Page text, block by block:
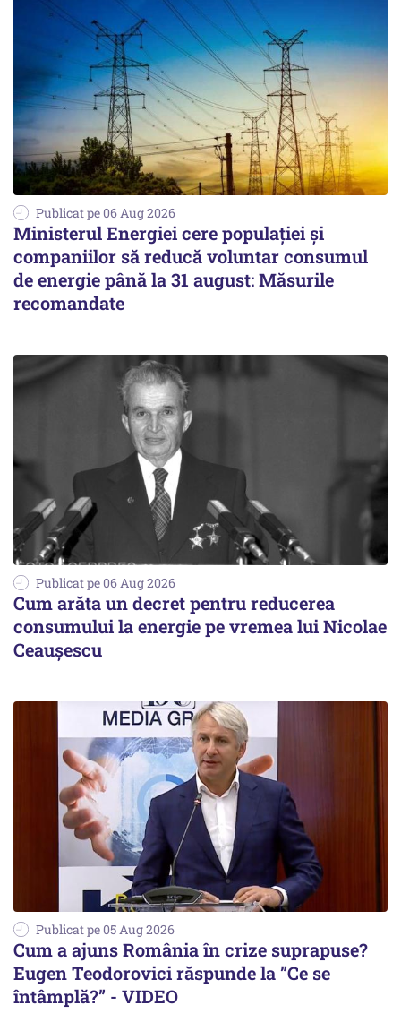
Publicat pe 06 Aug 2026
Ministerul Energiei cere populației și
companiilor să reducă voluntar consumul
de energie până la 31 august: Măsurile
recomandate
Publicat pe 06 Aug 2026
Cum arăta un decret pentru reducerea
consumului la energie pe vremea lui Nicolae
Ceaușescu
Publicat pe 05 Aug 2026
Cum a ajuns România în crize suprapuse?
Eugen Teodorovici răspunde la ”Ce se
întâmplă?” - VIDEO